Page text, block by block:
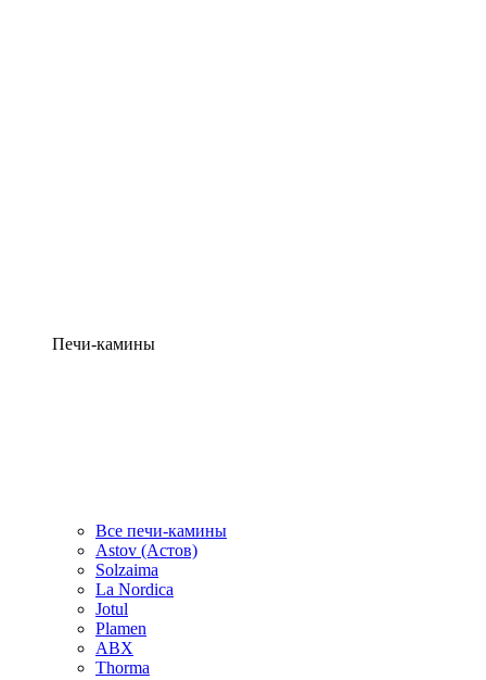
Печи-камины
Все печи-камины
Astov (Астов)
Solzaima
La Nordica
Jotul
Plamen
ABX
Thorma